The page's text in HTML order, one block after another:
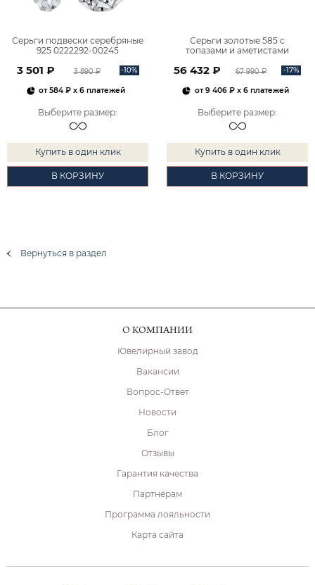
Серьги подвески серебряные
925 0222292-00245
3 501 ₽ 3 890 ₽ -10%
от584 ₽ x 6 платежей
Выберите размер:
Купить в один клик
В КОРЗИНУ
Серьги золотые 585 с
топазами и аметистами
56 432 ₽ 67 990 ₽ -17%
от9 406 ₽x 6 платежей
Выберите размер:
Купить в один клик
В КОРЗИНУ
Вернуться в раздел
О КОМПАНИИ
Ювелирный завод
Вакансии
Вопрос-Ответ
Новости
Блог
Отзывы
Гарантия качества
Партнёрам
Программа лояльности
Карта сайта